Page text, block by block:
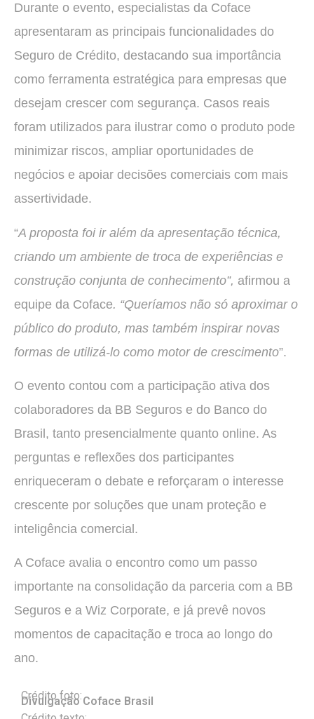
Durante o evento, especialistas da Coface
apresentaram as principais funcionalidades do
Seguro de Crédito, destacando sua importância
como ferramenta estratégica para empresas que
desejam crescer com segurança. Casos reais
foram utilizados para ilustrar como o produto pode
minimizar riscos, ampliar oportunidades de
negócios e apoiar decisões comerciais com mais
assertividade.
“A proposta foi ir além da apresentação técnica,
criando um ambiente de troca de experiências e
construção conjunta de conhecimento”, afirmou a
equipe da Coface. “Queríamos não só aproximar o
público do produto, mas também inspirar novas
formas de utilizá-lo como motor de crescimento”.
O evento contou com a participação ativa dos
colaboradores da BB Seguros e do Banco do
Brasil, tanto presencialmente quanto online. As
perguntas e reflexões dos participantes
enriqueceram o debate e reforçaram o interesse
crescente por soluções que unam proteção e
inteligência comercial.
A Coface avalia o encontro como um passo
importante na consolidação da parceria com a BB
Seguros e a Wiz Corporate, e já prevê novos
momentos de capacitação e troca ao longo do
ano.
Crédito foto:
Divulgação Coface Brasil